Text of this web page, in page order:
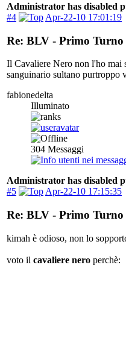
Administrator has disabled
#4
Apr-22-10 17:01:19
Re: BLV - Primo
Il Cavaliere Nero non l'ho mai
sanguinario sultano purtroppo
fabionedelta
Illuminato
304 Messaggi
Administrator has disabled
#5
Apr-22-10 17:15:35
Re: BLV - Primo
kimah è odioso, non lo
voto il cavaliere nero perchè: